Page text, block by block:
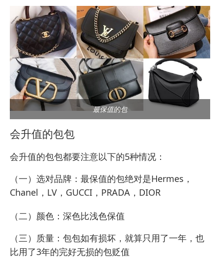
最保值的包
会升值的包包
会升值的包包都要注意以下的5种情况：
（一）选对品牌：最保值的包绝对是Hermes，
Chanel，LV，GUCCI，PRADA，DIOR
（二）颜色：深色比浅色保值
（三）质量：包包如有损坏，就算只用了一年，也
比用了3年的完好无损的包贬值